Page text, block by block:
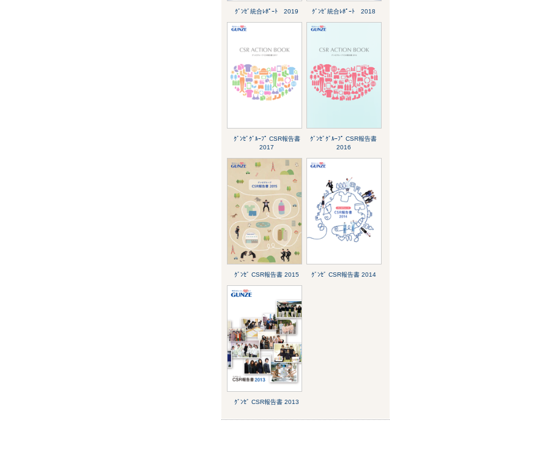
ｸﾞﾝｾﾞ統合ﾚﾎﾟｰﾄ 2019 ｸﾞﾝｾﾞ統合ﾚﾎﾟｰﾄ 2018
ｸﾞﾝｾﾞｸﾞﾙｰﾌﾟ CSR報告書
2017
ｸﾞﾝｾﾞｸﾞﾙｰﾌﾟ CSR報告書
2016
ｸﾞﾝｾﾞ CSR報告書 2015 ｸﾞﾝｾﾞ CSR報告書 2014
ｸﾞﾝｾﾞ CSR報告書 2013